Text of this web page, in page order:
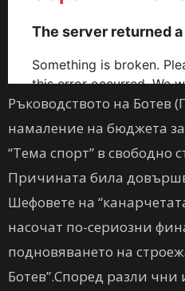
Ръководството на Ботев
намаление на бюджета
“Тема спорт” в свободно
Причината била
Шефовете на
насочат по-сериозни
подновяването на
Ботев”.Според разли чни